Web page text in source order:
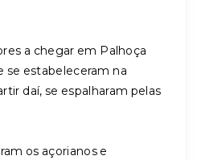
a chegar em Palhoça
se estabeleceram na
daí, se espalharam pelas
os açorianos e